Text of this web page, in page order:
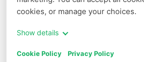
cookies, or manage your choices.
Show details
Cookie Policy Privacy Policy